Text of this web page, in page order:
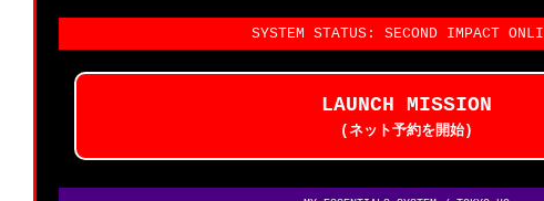
SYSTEM STATUS: SECOND IMPACT
LAUNCH MISSION
(ネット予約を開始)